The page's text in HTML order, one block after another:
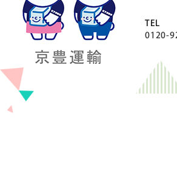
TEL
0120-